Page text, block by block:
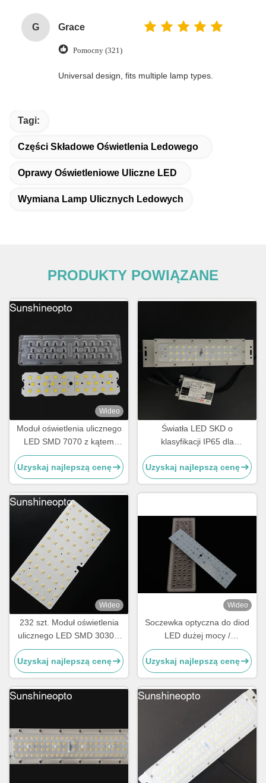
G Grace
Pomocny (321)
Universal design, fits multiple lamp types.
Tagi:
Części Składowe Oświetlenia Ledowego
Oprawy Oświetleniowe Uliczne LED
Wymiana Lamp Ulicznych Ledowych
PRODUKTY POWIĄZANE
Wideo
Moduł oświetlenia ulicznego
LED SMD 7070 z kątem
wiązki 158x103 stopnie i
chipem LED 5050SMD do
oświetlenia chodników 50W-
120W
Uzyskaj najlepszą cenę
Światła LED SKD o
klasyfikacji IP65 dla
długotrwałej i niezawodnej
wydajności
Uzyskaj najlepszą cenę
Wideo
232 szt. Moduł oświetlenia
ulicznego LED SMD 3030 z
kątem świecenia 115x150
stopni i soczewką PC klasy
optycznej
Uzyskaj najlepszą cenę
Wideo
Soczewka optyczna do diod
LED dużej mocy /
Komponenty do lamp
ulicznych LED do lamp
drogowych
Uzyskaj najlepszą cenę